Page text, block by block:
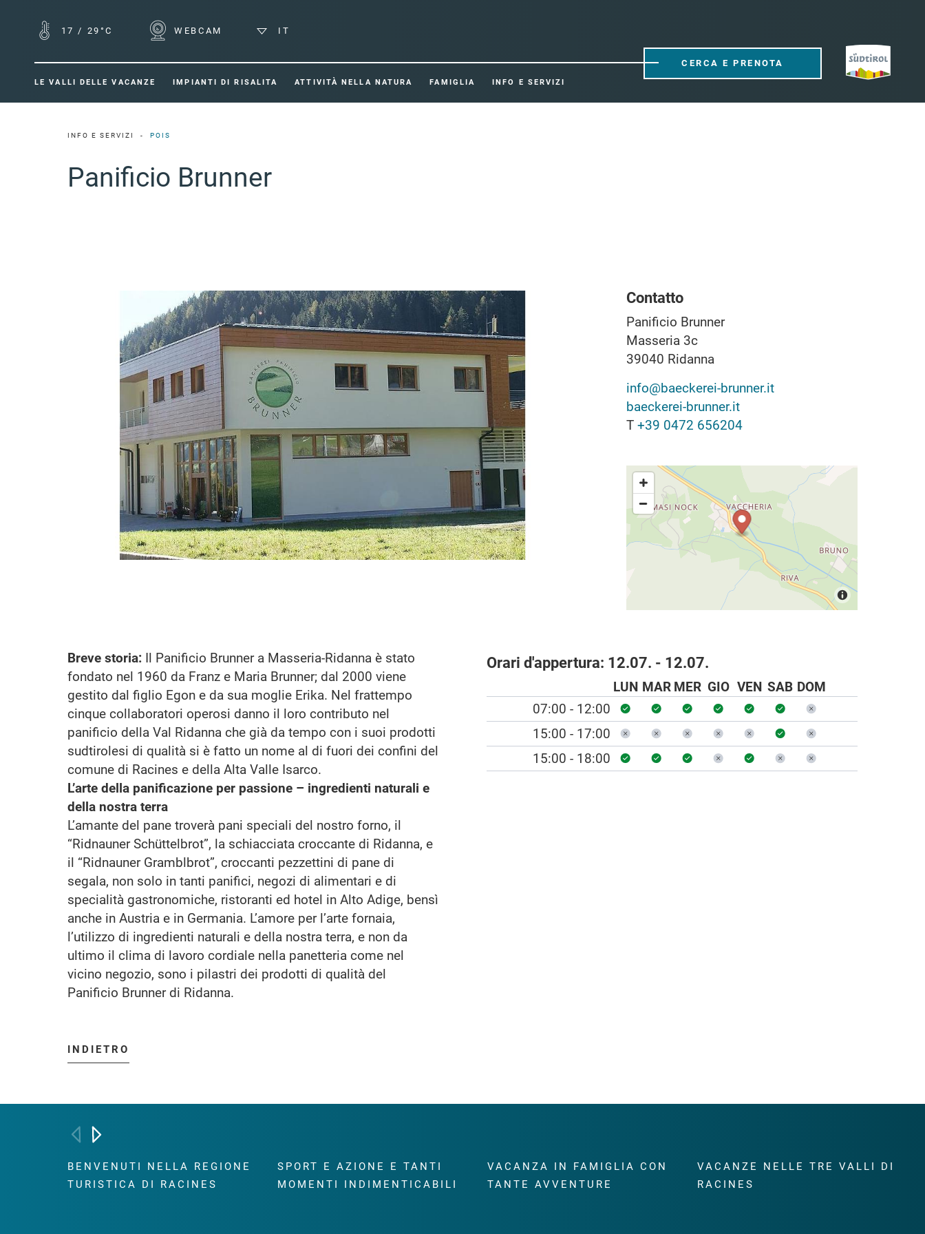
17 / 29°C WEBCAM IT
LE VALLI DELLE VACANZE IMPIANTI DI RISALITA ATTIVITÀ NELLA NATURA FAMIGLIA INFO E SERVIZI
CERCA E PRENOTA
INFO E SERVIZI POIS
Panificio Brunner
Contatto
Panificio Brunner
Masseria 3c
39040 Ridanna
info@baeckerei-brunner.it
baeckerei-brunner.it
T +39 0472 656204
Breve storia: Il Panificio Brunner a Masseria-Ridanna è stato
fondato nel 1960 da Franz e Maria Brunner; dal 2000 viene
gestito dal figlio Egon e da sua moglie Erika. Nel frattempo
cinque collaboratori operosi danno il loro contributo nel
panificio della Val Ridanna che già da tempo con i suoi prodotti
sudtirolesi di qualità si è fatto un nome al di fuori dei confini del
comune di Racines e della Alta Valle Isarco.
L’arte della panificazione per passione – ingredienti naturali e
della nostra terra
L’amante del pane troverà pani speciali del nostro forno, il
“Ridnauner Schüttelbrot”, la schiacciata croccante di Ridanna, e
il “Ridnauner Gramblbrot”, croccanti pezzettini di pane di
segala, non solo in tanti panifici, negozi di alimentari e di
specialità gastronomiche, ristoranti ed hotel in Alto Adige, bensì
anche in Austria e in Germania. L’amore per l’arte fornaia,
l’utilizzo di ingredienti naturali e della nostra terra, e non da
ultimo il clima di lavoro cordiale nella panetteria come nel
vicino negozio, sono i pilastri dei prodotti di qualità del
Panificio Brunner di Ridanna.
Orari d'appertura: 12.07. - 12.07.
LUN MAR MER GIO VEN SAB DOM
07:00 - 12:00
15:00 - 17:00
15:00 - 18:00
INDIETRO
BENVENUTI NELLA REGIONE
TURISTICA DI RACINES
SPORT E AZIONE E TANTI
MOMENTI INDIMENTICABILI
VACANZA IN FAMIGLIA CON
TANTE AVVENTURE
VACANZE NELLE TRE VALLI DI
RACINES